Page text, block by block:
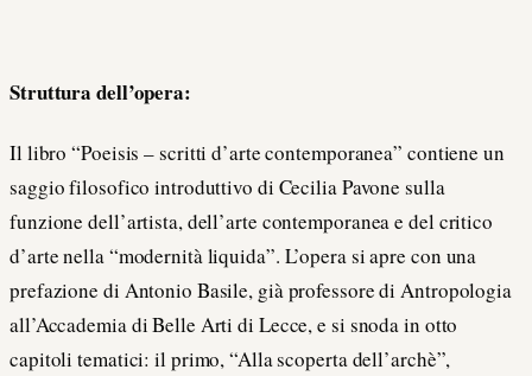
Struttura dell’opera:
Il libro “Poeisis – scritti d’arte contemporanea” contiene un
saggio filosofico introduttivo di Cecilia Pavone sulla
funzione dell’artista, dell’arte contemporanea e del critico
d’arte nella “modernità liquida”. L’opera si apre con una
prefazione di Antonio Basile, già professore di Antropologia
all’Accademia di Belle Arti di Lecce, e si snoda in otto
capitoli tematici: il primo, “Alla scoperta dell’archè”,